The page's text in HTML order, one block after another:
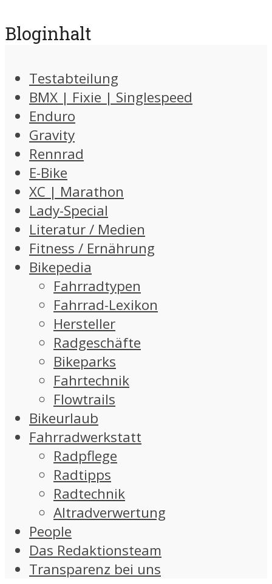
Bloginhalt
Testabteilung
BMX | Fixie | Singlespeed
Enduro
Gravity
Rennrad
E-Bike
XC | Marathon
Lady-Special
Literatur / Medien
Fitness / Ernährung
Bikepedia
Fahrradtypen
Fahrrad-Lexikon
Hersteller
Radgeschäfte
Bikeparks
Fahrtechnik
Flowtrails
Bikeurlaub
Fahrradwerkstatt
Radpflege
Radtipps
Radtechnik
Altradverwertung
People
Das Redaktionsteam
Transparenz bei uns